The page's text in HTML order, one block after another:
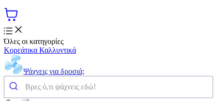
Όλες οι κατηγορίες
Κορεάτικα Καλλυντικά
Ψάχνεις για δροσιά;